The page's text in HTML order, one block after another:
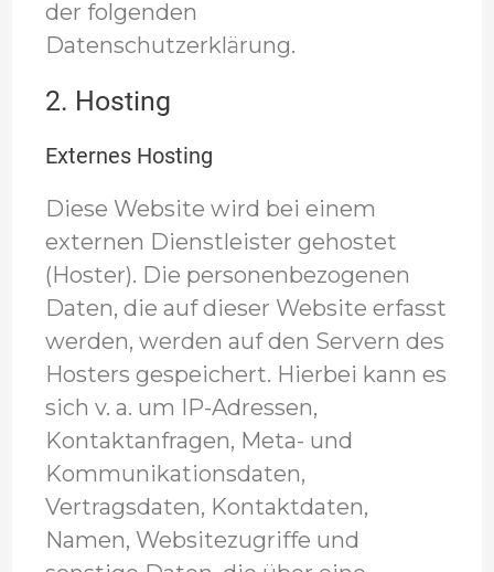
der folgenden
Datenschutzerklärung.
2. Hosting
Externes Hosting
Diese Website wird bei einem
externen Dienstleister gehostet
(Hoster). Die personenbezogenen
Daten, die auf dieser Website erfasst
werden, werden auf den Servern des
Hosters gespeichert. Hierbei kann es
sich v. a. um IP-Adressen,
Kontaktanfragen, Meta- und
Kommunikationsdaten,
Vertragsdaten, Kontaktdaten,
Namen, Websitezugriffe und